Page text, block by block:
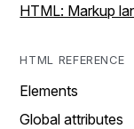
HTML: Markup
HTML REFERENCE
Elements
Global attributes